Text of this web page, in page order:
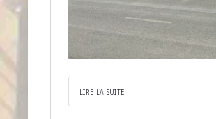
LIRE LA SUITE